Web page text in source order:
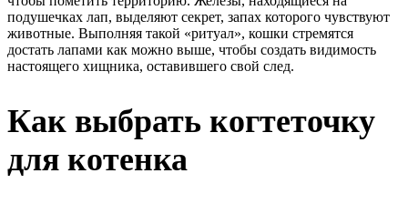
подушечках лап, выделяют секрет, запах которого чувствуют
животные. Выполняя такой «ритуал», кошки стремятся
достать лапами как можно выше, чтобы создать видимость
настоящего хищника, оставившего свой след.
Как выбрать когтеточку
для котенка